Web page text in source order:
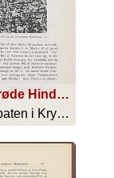
Fig. 4. De røde Hinder udvide sig paa Jærnspatens Bekostning
Om Jærnspaten i Kryoliten ved Ivigtut - 1911